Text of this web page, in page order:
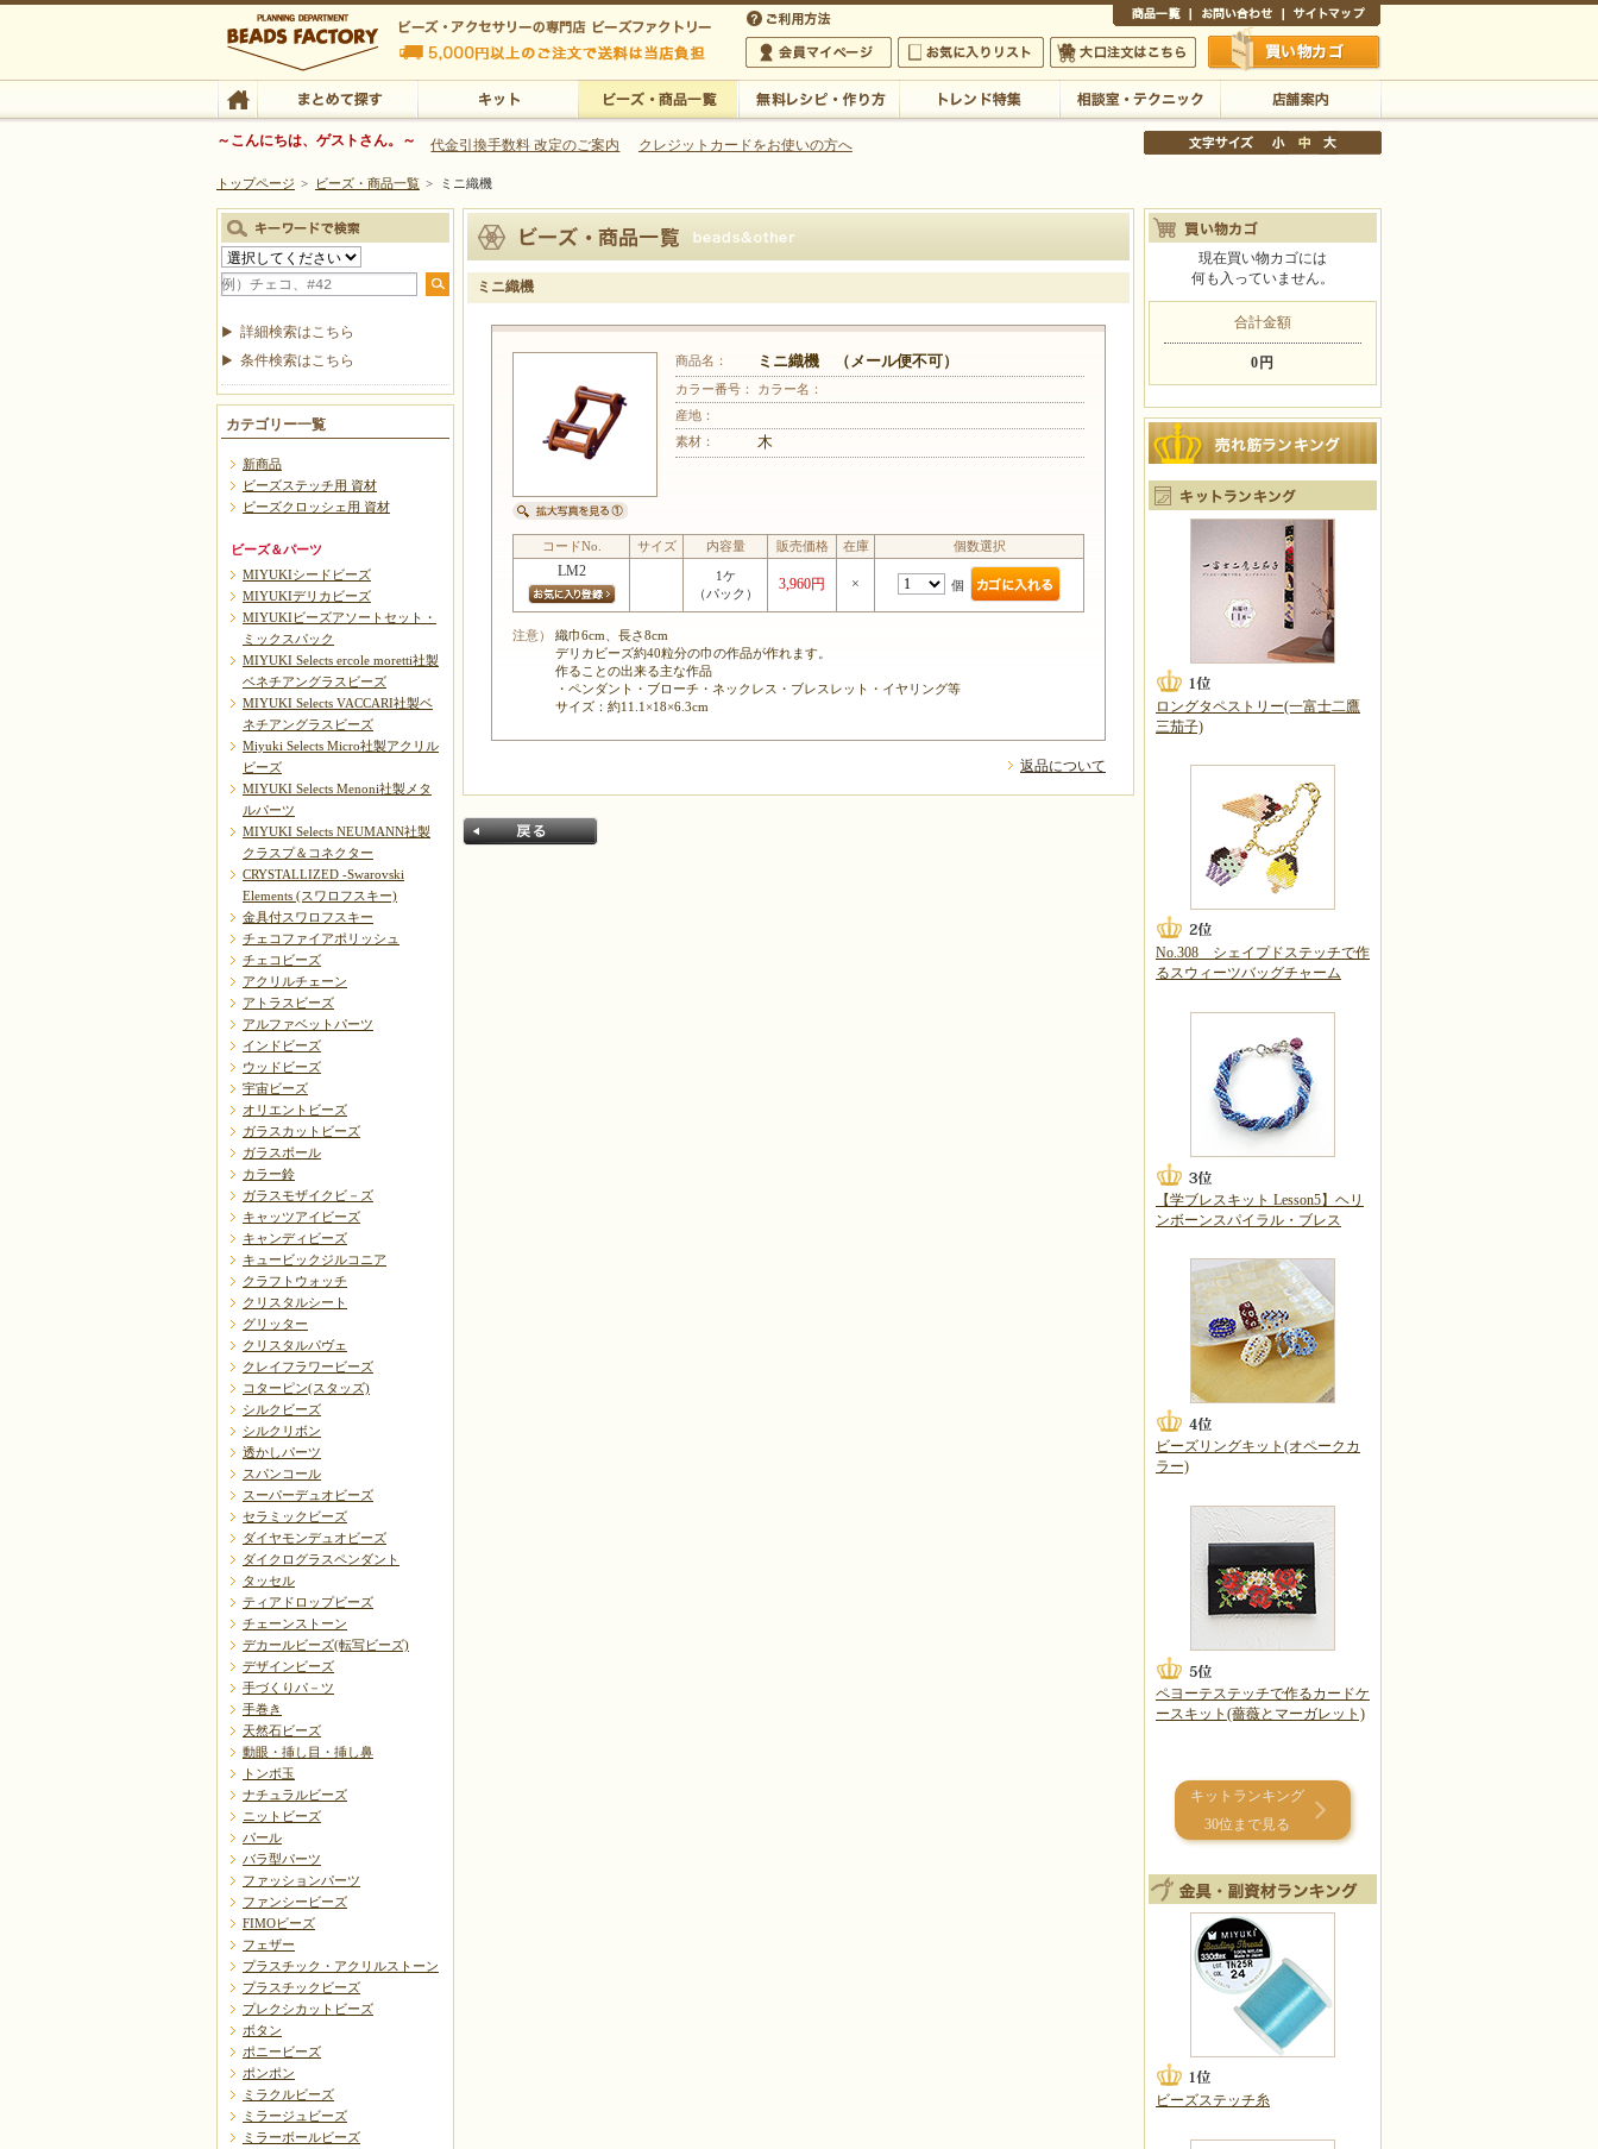
ビーズファクトリー ビーズ・パーツ・金具など・アクセサリーの専門店
ビーズ・アクセサリーの専門店 ビーズファクトリー 5,000円以上のご注文で送料は当店が負担いたします
ビーズ・アクセサリーの専門店 ビーズファクトリー 5,000円以上のご注文で送料は当店が負担いたします
会員マイページ
お気に入りリスト 大口注文はこちら 買い物かご
TOP まとめて探す 店舗案内
～こんにちは、ゲストさん。～ 代金引換手数料 改定のご案内 クレジットカードをお使いの方へ
トップページ > ビーズ・商品一覧 > ミニ織機
ミニ織機
商品名： ミニ織機 （メール便不可）
カラー番号：
カラー名：
産地：
素材：
木
コードNo. サイズ 内容量 販売価格 在庫 個数選択
LM2
1ケ
（パック）
3,960円 × 個
注意）
織巾6cm、長さ8cm
デリカビーズ約40粒分の巾の作品が作れます。
作ることの出来る主な作品
・ペンダント・ブローチ・ネックレス・ブレスレット・イヤリング等
サイズ：約11.1×18×6.3cm
返品について
詳細検索はこちら
条件検索はこちら
カテゴリー一覧
新商品
ビーズステッチ用 資材
ビーズクロッシェ用 資材
ビーズ＆パーツ
MIYUKIシードビーズ
MIYUKIデリカビーズ
MIYUKIビーズアソートセット・
ミックスパック
MIYUKI Selects ercole moretti社製
ベネチアングラスビーズ
MIYUKI Selects VACCARI社製ベ
ネチアングラスビーズ
Miyuki Selects Micro社製アクリル
ビーズ
MIYUKI Selects Menoni社製メタ
ルパーツ
MIYUKI Selects NEUMANN社製
クラスプ＆コネクター
CRYSTALLIZED -Swarovski
Elements (スワロフスキー)
金具付スワロフスキー
チェコファイアポリッシュ
チェコビーズ
アクリルチェーン
アトラスビーズ
アルファベットパーツ
インドビーズ
ウッドビーズ
宇宙ビーズ
オリエントビーズ
ガラスカットビーズ
ガラスボール
カラー鈴
ガラスモザイクビ－ズ
キャッツアイビーズ
キャンディビーズ
キュービックジルコニア
クラフトウォッチ
クリスタルシート
グリッター
クリスタルパヴェ
クレイフラワービーズ
コターピン(スタッズ)
シルクビーズ
シルクリボン
透かしパーツ
スパンコール
スーパーデュオビーズ
セラミックビーズ
ダイヤモンデュオビーズ
ダイクログラスペンダント
タッセル
ティアドロップビーズ
チェーンストーン
デカールビーズ(転写ビーズ)
デザインビーズ
手づくりパ－ツ
手巻き
天然石ビーズ
動眼・挿し目・挿し鼻
トンボ玉
ナチュラルビーズ
ニットビーズ
パール
バラ型パーツ
ファッションパーツ
ファンシービーズ
FIMOビーズ
フェザー
プラスチック・アクリルストーン
プラスチックビーズ
プレクシカットビーズ
ボタン
ポニービーズ
ポンポン
ミラクルビーズ
ミラージュビーズ
ミラーボールビーズ
現在買い物カゴには
何も入っていません。
合計金額
0円
ロングタペストリー(一富士二鷹
三茄子)
No.308 シェイプドステッチで作
るスウィーツバッグチャーム
【学ブレスキット Lesson5】ヘリ
ンボーンスパイラル・ブレス
ビーズリングキット(オペークカ
ラー)
ペヨーテステッチで作るカードケ
ースキット(薔薇とマーガレット)
キットランキング
30位まで見る
ビーズステッチ糸